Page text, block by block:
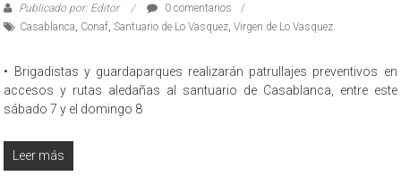
Publicado por: Editor
0 comentarios
Casablanca Conaf ,Santuario de Lo Vasquez ,Virgen de Lo Vasquez
• Brigadistas y guardaparques realizarán patrullajes preventivos en
accesos y rutas aledañas al santuario de Casablanca, entre este
sábado 7 y el domingo 8
Leer más